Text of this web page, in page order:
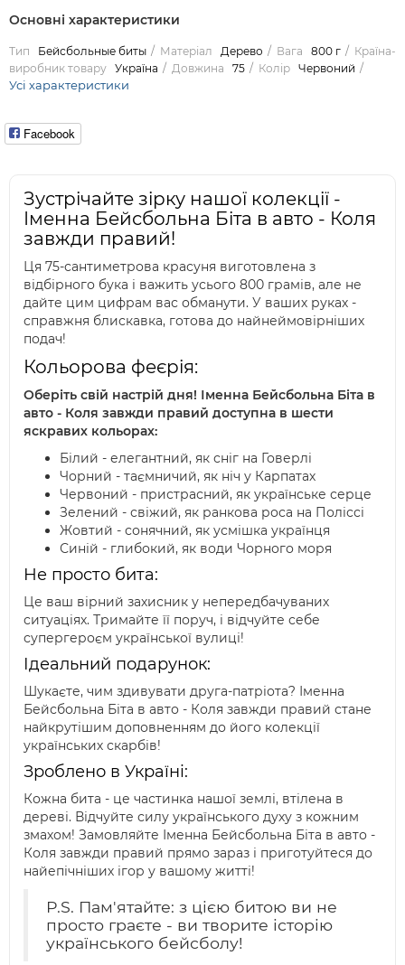
Основні характеристики
Тип Бейсбольные биты Матеріал Дерево Вага 800 г
Країна-
виробник товару Україна Довжина 75 Колір Червоний
Усі характеристики
Facebook
Зустрічайте зірку нашої колекції -
Іменна Бейсбольна Біта в авто - Коля
завжди правий!
Ця 75-сантиметрова красуня виготовлена з
відбірного бука і важить усього 800 грамів, але не
дайте цим цифрам вас обманути. У ваших руках -
справжня блискавка, готова до найнеймовірніших
подач!
Кольорова феєрія:
Оберіть свій настрій дня! Іменна Бейсбольна Біта в
авто - Коля завжди правий доступна в шести
яскравих кольорах:
Білий - елегантний, як сніг на Говерлі
Чорний - таємничий, як ніч у Карпатах
Червоний - пристрасний, як українське серце
Зелений - свіжий, як ранкова роса на Поліссі
Жовтий - сонячний, як усмішка українця
Синій - глибокий, як води Чорного моря
Не просто бита:
Це ваш вірний захисник у непередбачуваних
ситуаціях. Тримайте її поруч, і відчуйте себе
супергероєм української вулиці!
Ідеальний подарунок:
Шукаєте, чим здивувати друга-патріота? Іменна
Бейсбольна Біта в авто - Коля завжди правий стане
найкрутішим доповненням до його колекції
українських скарбів!
Зроблено в Україні:
Кожна бита - це частинка нашої землі, втілена в
дереві. Відчуйте силу українського духу з кожним
змахом! Замовляйте Іменна Бейсбольна Біта в авто -
Коля завжди правий прямо зараз і приготуйтеся до
найепічніших ігор у вашому житті!
P.S. Пам'ятайте: з цією битою ви не
просто граєте - ви творите історію
українського бейсболу!